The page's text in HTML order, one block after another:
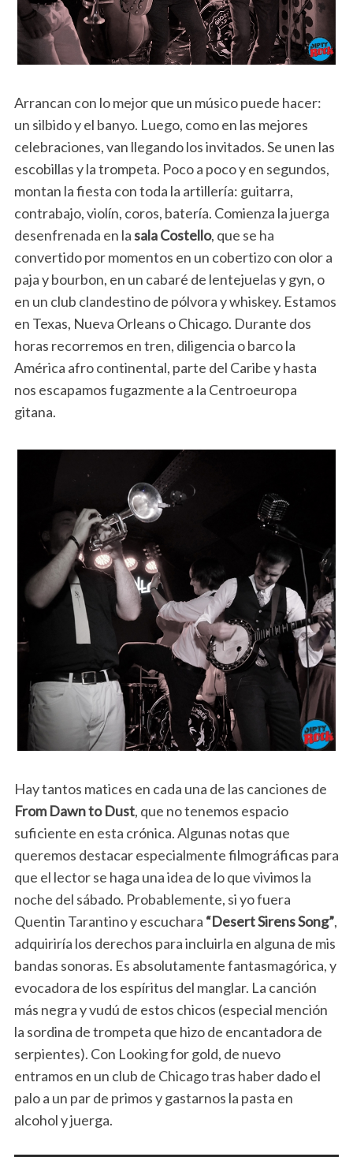
Arrancan con lo mejor que un músico puede hacer:
un silbido y el banyo. Luego, como en las mejores
celebraciones, van llegando los invitados. Se unen las
escobillas y la trompeta. Poco a poco y en segundos,
montan la fiesta con toda la artillería: guitarra,
contrabajo, violín, coros, batería. Comienza la juerga
desenfrenada en lasala Costello, que se ha
convertido por momentos en un cobertizo con olor a
paja y bourbon, en un cabaré de lentejuelas y gyn, o
en un club clandestino de pólvora y whiskey. Estamos
en Texas, Nueva Orleans o Chicago. Durante dos
horas recorremos en tren, diligencia o barco la
América afro continental, parte del Caribe y hasta
nos escapamos fugazmente a la Centroeuropa
gitana.
Hay tantos matices en cada una de las canciones de
From Dawn to Dust, que no tenemos espacio
suficiente en esta crónica. Algunas notas que
queremos destacar especialmente filmográficas para
que el lector se haga una idea de lo que vivimos la
noche del sábado. Probablemente, si yo fuera
Quentin Tarantino y escuchara “Desert Sirens Song”,
adquiriría los derechos para incluirla en alguna de mis
bandas sonoras. Es absolutamente fantasmagórica, y
evocadora de los espíritus del manglar. La canción
más negra y vudú de estos chicos (especial mención
la sordina de trompeta que hizo de encantadora de
serpientes). Con Looking for gold, de nuevo
entramos en un club de Chicago tras haber dado el
palo a un par de primos y gastarnos la pasta en
alcohol y juerga.